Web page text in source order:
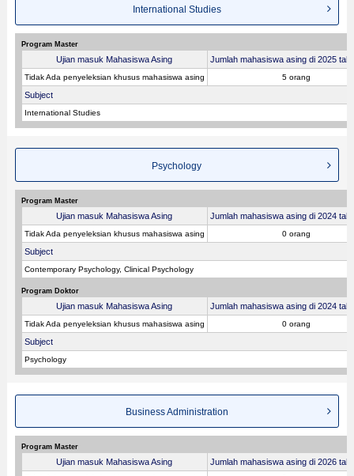
International Studies
Program Master
Ujian masuk Mahasiswa Asing Jumlah mahasiswa asing di 2025
Tidak Ada penyeleksian khusus mahasiswa asing 5 orang
Subject
International Studies
Psychology
Program Master
Ujian masuk Mahasiswa Asing Jumlah mahasiswa asing di 2024
Tidak Ada penyeleksian khusus mahasiswa asing 0 orang
Subject
Contemporary Psychology, Clinical Psychology
Program Doktor
Ujian masuk Mahasiswa Asing Jumlah mahasiswa asing di 2024
Tidak Ada penyeleksian khusus mahasiswa asing 0 orang
Subject
Psychology
Business Administration
Program Master
Ujian masuk Mahasiswa Asing Jumlah mahasiswa asing di 2026